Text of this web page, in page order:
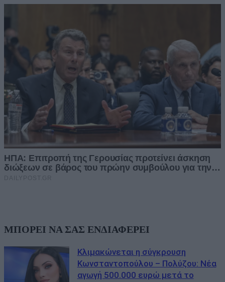
ΜΠΟΡΕΙ ΝΑ ΣΑΣ ΕΝΔΙΑΦΕΡΕΙ
Κλιμακώνεται η σύγκρουση
Κωνσταντοπούλου – Πολύζου: Νέα
αγωγή 500.000 ευρώ μετά το